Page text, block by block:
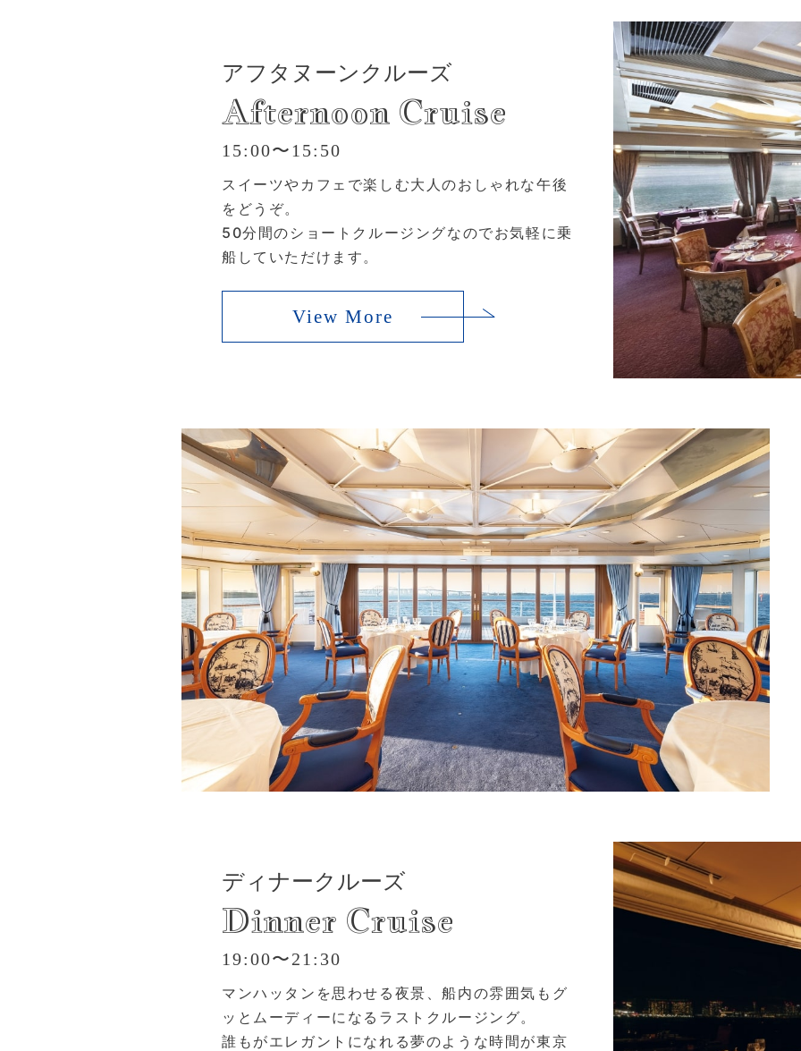
アフタヌーンクルーズ
Afternoon Cruise
15:00〜15:50
スイーツやカフェで楽しむ大人のおしゃれな午後
をどうぞ。
50分間のショートクルージングなのでお気軽に乗
船していただけます。
View More
ディナークルーズ
Dinner Cruise
19:00〜21:30
マンハッタンを思わせる夜景、船内の雰囲気もグ
ッとムーディーになるラストクルージング。
誰もがエレガントになれる夢のような時間が東京